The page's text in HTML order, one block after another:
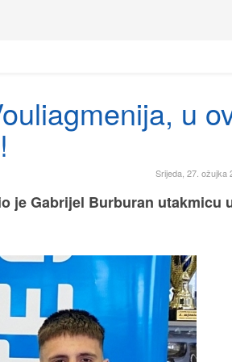
u
Srijeda, 27. ožujka
je Gabrijel Burburan utakmicu